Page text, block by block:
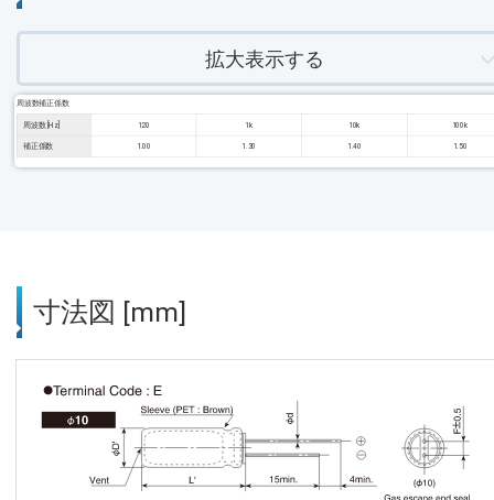
拡大表示する
周波数補正係数
周波数 [Hz] 120 1k 10k 100k
補正係数 1.00 1.30 1.40 1.50
寸法図 [mm]